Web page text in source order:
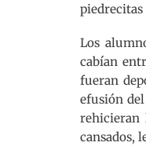
piedrecitas
Los
cabían
fueran
efusión
rehicieran
cansados,